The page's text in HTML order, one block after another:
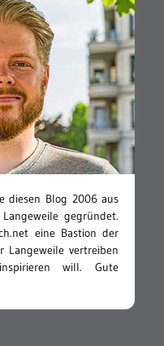
diesen Blog 2006 aus
gegründet.
eine Bastion der
vertreiben
will. Gute